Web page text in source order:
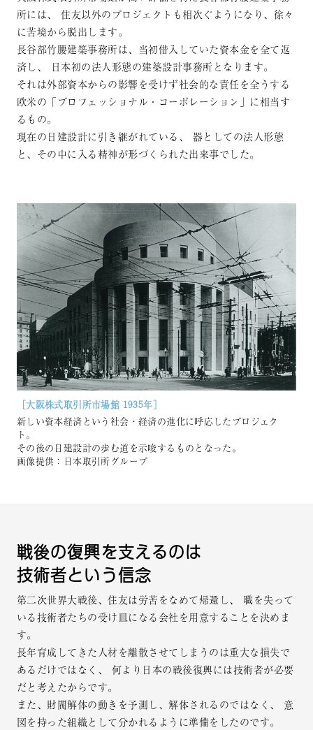
所には、
住友以外のプロジェクトも相次ぐようになり、徐々
に苦境から脱出します。
長谷部竹腰建築事務所は、当初借入していた資本金を全て返
済し、
日本初の法人形態の建築設計事務所となります。
それは外部資本からの影響を受けず社会的な責任を全うする
欧米の「プロフェッショナル・コーポレーション」に相当す
るもの。
現在の日建設計に引き継がれている、
器としての法人形態
と、その中に入る精神が形づくられた出来事でした。
［⼤阪株式取引所市場館 1935年］
新しい資本経済という社会・経済の進化に呼応したプロジェク
ト。
その後の⽇建設計の歩む道を⽰唆するものとなった。
画像提供：日本取引所グループ
戦後の復興を⽀えるのは
技術者という信念
第二次世界大戦後、住友は労苦をなめて帰還し、
職を失って
いる技術者たちの受け皿になる会社を用意することを決めま
す。
長年育成してきた人材を離散させてしまうのは重大な損失で
あるだけではなく、
何より日本の戦後復興には技術者が必要
だと考えたからです。
また、財閥解体の動きを予測し、解体されるのではなく、
意
図を持った組織として分かれるように準備をしたのです。